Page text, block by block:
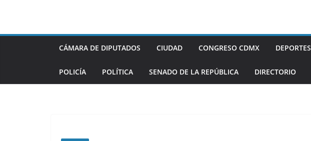
contenido
CÁMARA DE DIPUTADOS CIUDAD CONGRESO CDMX DEPORTES
POLICÍA POLÍTICA SENADO DE LA REPÚBLICA DIRECTORIO